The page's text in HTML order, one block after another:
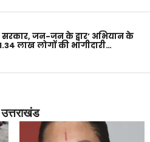
जन-जन के द्वार’ अभियान के
लाख लोगों की भागीदारी…
उत्तराखंड